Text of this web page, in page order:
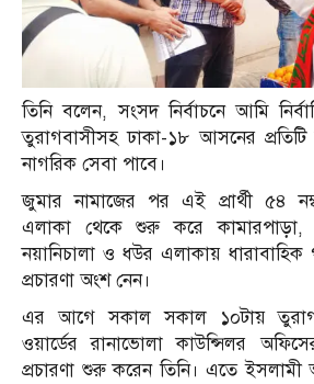
তিনি বলেন, সংসদ নির্বাচনে আমি
তুরাগবাসীসহ ঢাকা-১৮ আসনের
নাগরিক সেবা পাবে।
জুমার নামাজের পর এই প্রার্থী ৫৪
এলাকা থেকে শুরু করে কামারপাড়া,
নয়ানিচালা ও ধউর এলাকায় ধারাবাহিক
প্রচারণা অংশ নেন।
এর আগে সকাল সকাল ১০টায় তুরাগ
ওয়ার্ডের রানাভোলা কাউন্সিলর
প্রচারণা শুরু করেন তিনি। এতে ইসলামী